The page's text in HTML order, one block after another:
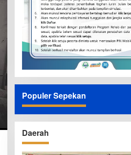
Populer Sepekan
Daerah